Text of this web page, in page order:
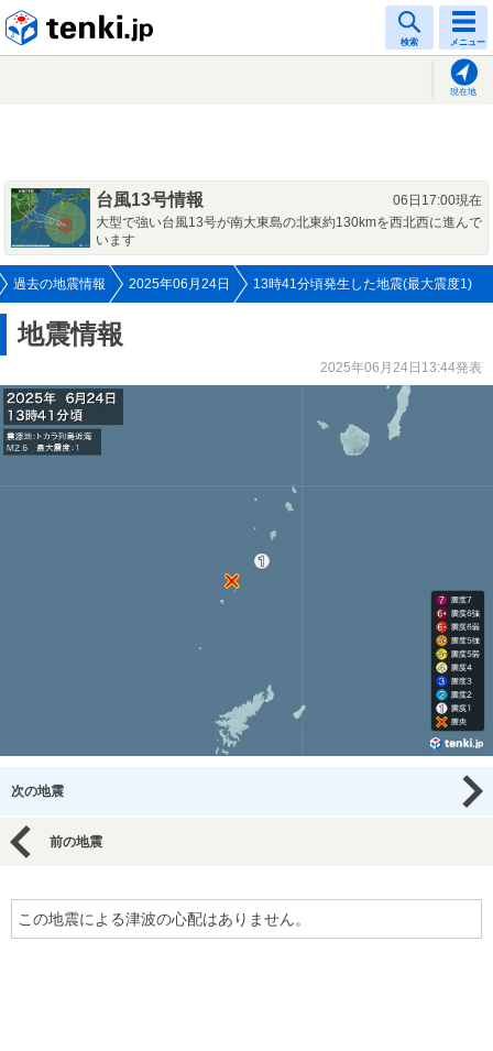
検索 メニュー
現在地
台風13号情報
06日17:00現在
大型で強い台風13号が南大東島の北東約130kmを西北西に進んで
います
過去の地震情報 2025年06月24日 13時41分頃発生した地震(最大震度1)
地震情報
2025年06月24日13:44発表
次の地震
前の地震
この地震による津波の心配はありません。